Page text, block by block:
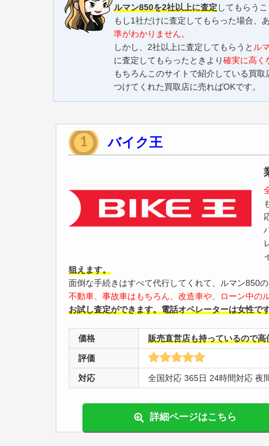
ルマン850を2社以上に査定 してもらうこ
もし1社だけに査定してもらった場合、
準がわかりません。
しかし、2社以上に査定してもらうと ル
に査定してもらったときより確実に高く
もちろんこのサイトで紹介している買取
つけてくれた買取店に売ればOKです。
バイク王
狙えます。
面倒な手続きはすべて代行してくれて、ルマン850
不動車、事故車はもちろん、改造車や、ローン中の
お試し査定ができます。電話オペレーターは女性で
価格 販売直営店も持っているので高
評価
対応 全国対応 365日 24時間対応 夜
詳細ページはこちら